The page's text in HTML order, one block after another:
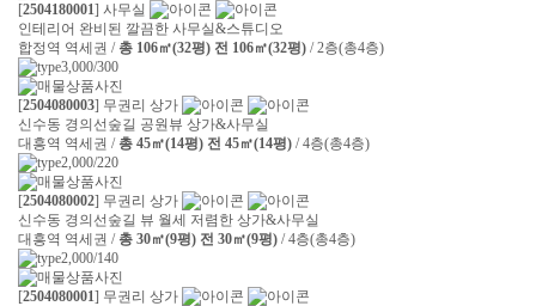
[2504180001] 사무실
인테리어 완비된 깔끔한 사무실&스튜디오
합정역 역세권 / 총 106㎡(32평) 전 106㎡(32평) / 2층(총4층)
3,000/300
[2504080003] 무권리 상가
신수동 경의선숲길 공원뷰 상가&사무실
대흥역 역세권 / 총 45㎡(14평) 전 45㎡(14평) / 4층(총4층)
2,000/220
[2504080002] 무권리 상가
신수동 경의선숲길 뷰 월세 저렴한 상가&사무실
대흥역 역세권 / 총 30㎡(9평) 전 30㎡(9평) / 4층(총4층)
2,000/140
[2504080001] 무권리 상가